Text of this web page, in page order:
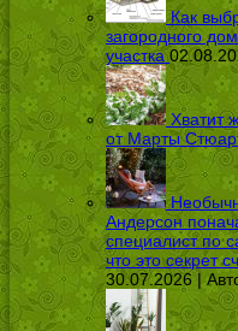
Как
загородного
участка
Хватит
от Марты
Андерсон
специалист по
что это секрет
30.07.2026 |